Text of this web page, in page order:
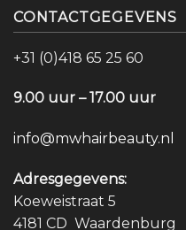
CONTACTGEGEVENS
+31 (0)418 65 25 60
9.00 uur – 17.00 uur
info@mwhairbeauty.nl
Adresgegevens:
Koeweistraat 5
4181 CD Waardenburg